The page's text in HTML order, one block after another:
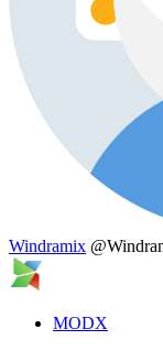
Windramix
MODX